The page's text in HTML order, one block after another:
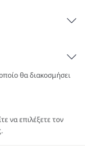
θα διακοσμήσει
να επιλέξετε τον